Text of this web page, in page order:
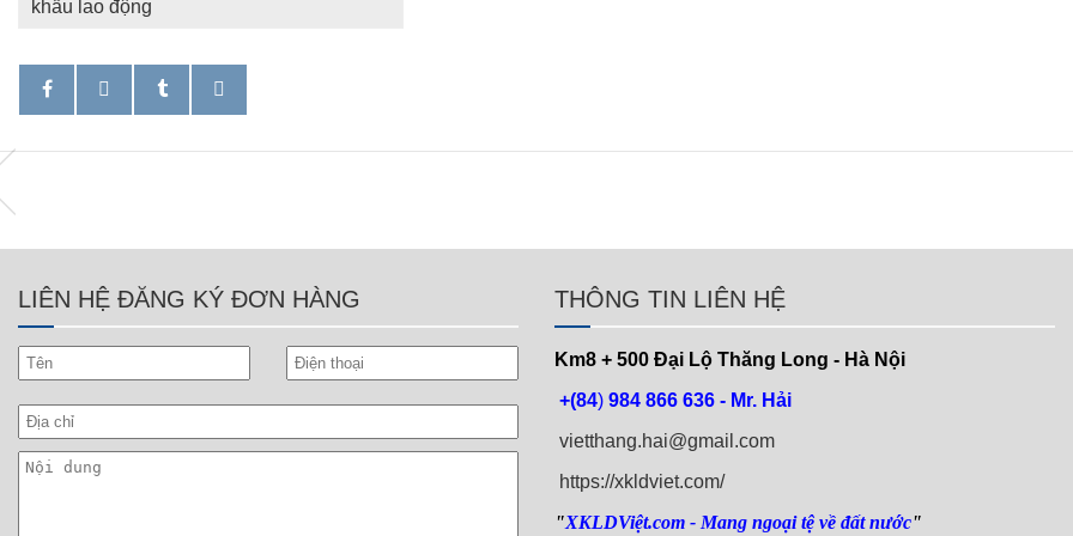
khẩu lao động
LIÊN HỆ ĐĂNG KÝ ĐƠN HÀNG THÔNG TIN LIÊN HỆ
Km8 + 500 Đại Lộ Thăng Long - Hà Nội
+(84) 984 866 636 - Mr. Hải
vietthang.hai@gmail.com
https://xkldviet.com/
"XKLDViệt.com - Mang ngoại tệ về đất nước"